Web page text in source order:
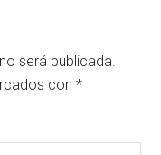
será publicada.
con*